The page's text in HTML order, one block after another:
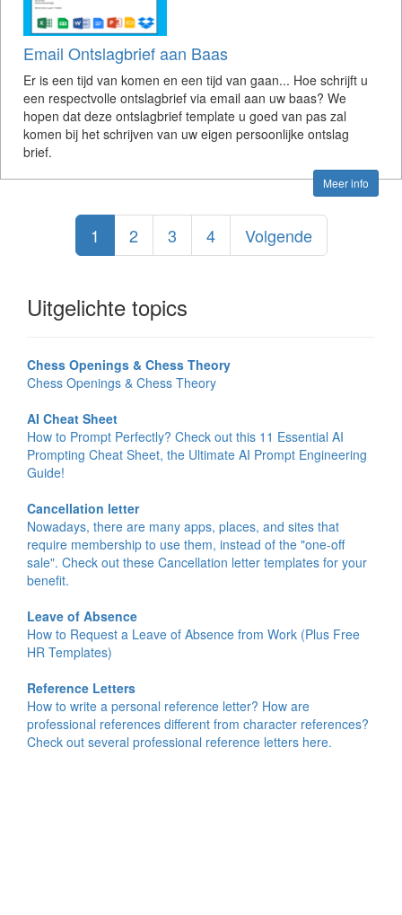
Email Ontslagbrief aan Baas
Er is een tijd van komen en een tijd van gaan... Hoe schrijft u
een respectvolle ontslagbrief via email aan uw baas? We
hopen dat deze ontslagbrief template u goed van pas zal
komen bij het schrijven van uw eigen persoonlijke ontslag
brief.
Meer info
1 2 3 4 Volgende
Uitgelichte topics
Chess Openings & Chess Theory
Chess Openings & Chess Theory
AI Cheat Sheet
How to Prompt Perfectly? Check out this 11 Essential AI
Prompting Cheat Sheet, the Ultimate AI Prompt Engineering
Guide!
Cancellation letter
Nowadays, there are many apps, places, and sites that
require membership to use them, instead of the "one-off
sale". Check out these Cancellation letter templates for your
benefit.
Leave of Absence
How to Request a Leave of Absence from Work (Plus Free
HR Templates)
Reference Letters
How to write a personal reference letter? How are
professional references different from character references?
Check out several professional reference letters here.